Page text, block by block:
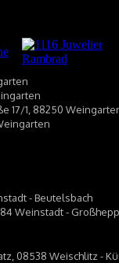
17/1, 88250
- Beutelsbach
Weinstadt -
08538 Weischlitz -